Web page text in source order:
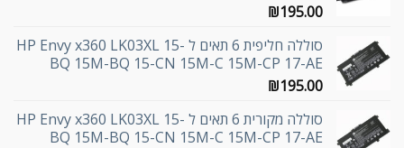
₪195.00
סוללה חליפית 6 תאים ל HP Envy x360 LK03XL 15-
BQ 15M-BQ 15-CN 15M-C 15M-CP 17-AE
₪195.00
סוללה מקורית 6 תאים ל HP Envy x360 LK03XL 15-
BQ 15M-BQ 15-CN 15M-C 15M-CP 17-AE